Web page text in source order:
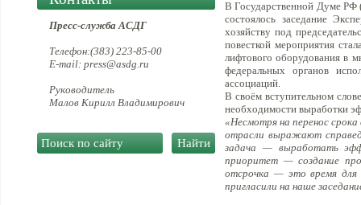
Пресс-служба АСДГ
Телефон:(383) 223-85-00
E-mail: press@asdg.ru
Руководитель
Малов Кирилл Владимирович
В Государственной Думе РФ
состоялось заседание
хозяйству под
повесткой мероприятия
лифтового оборудования в
федеральных органов
ассоциаций.
В своём вступительном
необходимости выработки
«Несмотря на перенос срока
отрасли выражают
задача — выработать
приоритет — создание
отсрочка — это время для
пригласили на наше